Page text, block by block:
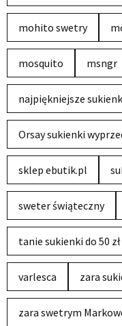
mohito swetry
mosquito msngr
najpiękniejsze
Orsay sukienki
sklep ebutik.pl
sweter świąteczny
tanie sukienki do 50 zł
varlesca zara
zara swetrym